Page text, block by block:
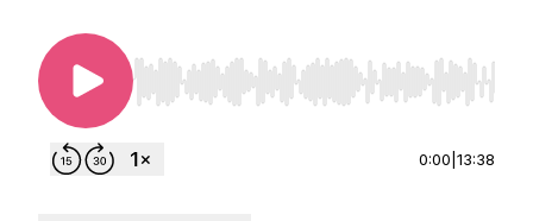
Use Left/Right to seek, Home/End to jump to
0:00 13:38